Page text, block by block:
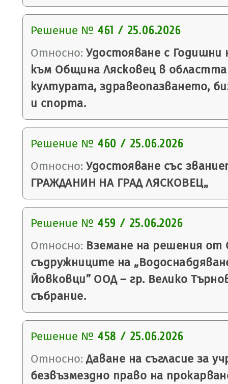
Решение № 461 / 25.06.2026
Относно: Удостояване с Годишни
към Община Лясковец в
културата, здравеопазването,
и спорта.
Решение № 460 / 25.06.2026
Относно: Удостояване със
ГРАЖДАНИН НА ГРАД ЛЯСКОВЕЦ„
Решение № 459 / 25.06.2026
Относно: Вземане на решения
съдружниците на
Йовковци” ООД – гр. Велико
събрание.
Решение № 458 / 25.06.2026
Относно: Даване на съгласие за
безвъзмездно право на